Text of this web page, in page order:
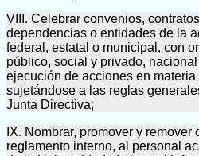
VIII. Celebrar convenios,
dependencias o entidades de la
federal, estatal o municipal, con
público, social y privado,
ejecución de acciones en
sujetándose a las reglas
Junta Directiva;
IX. Nombrar, promover y remover
reglamento interno, al personal